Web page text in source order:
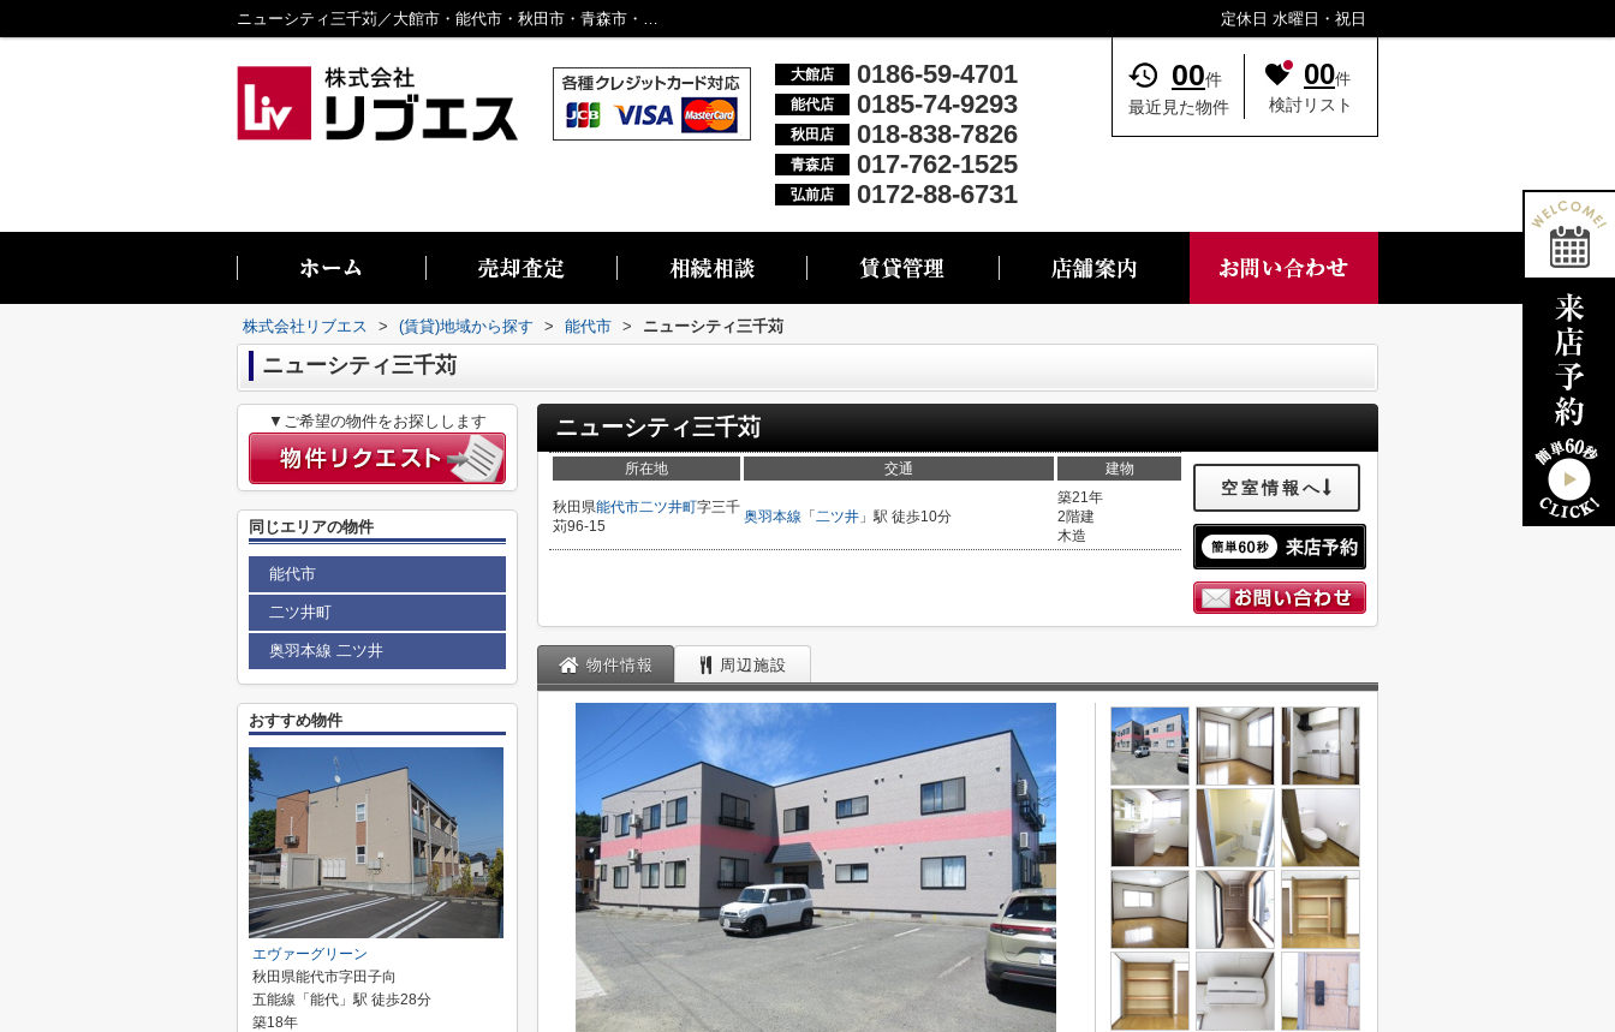
ニューシティ三千苅／大館市・能代市・秋田市・青森市・弘前市の不動産情報なら株式会社リブエス 定休日 水曜日・祝日
大館店 0186-59-4701
能代店 0185-74-9293
秋田店 018-838-7826
青森店 017-762-1525
弘前店 0172-88-6731
00件
最近見た物件
00件
検討リスト
株式会社リブエス > (賃貸)地域から探す > 能代市 > ニューシティ三千苅
ニューシティ三千苅
ニューシティ三千苅
所在地 交通 建物
秋田県能代市二ツ井町字三千
苅96-15
奥羽本線 「 二ツ井 」駅 徒歩10分
築21年
2階建
木造
空室情報へ
物件情報 周辺施設
▼ご希望の物件をお探しします
同じエリアの物件
能代市
二ツ井町
奥羽本線 二ツ井
おすすめ物件
エヴァーグリーン
秋田県能代市字田子向
五能線「能代」駅 徒歩28分
築18年